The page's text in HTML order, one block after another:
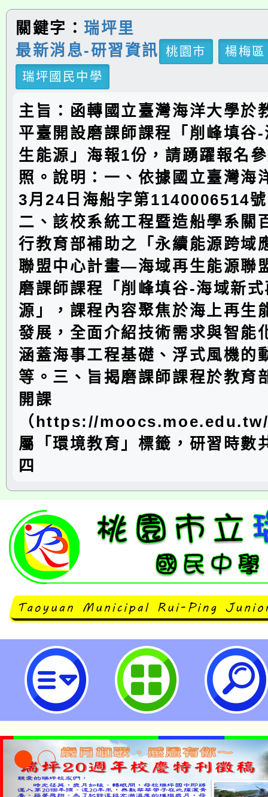
關鍵字： 瑞坪里
最新消息-研習資訊
桃園市
楊梅區
瑞坪國民中學
主旨：函轉國立臺灣海洋大學於
平臺開設磨課師課程「削峰填谷
生能源」海報1份，請踴躍報名
照。說明：一、依據國立臺灣海
3月24日海船字第1140006514
二、該校系統工程暨造船學系關
行教育部補助之「永續能源跨域
聯盟中心計畫—海域再生能源聯
磨課師課程「削峰填谷-海域新
源」，課程內容聚焦於海上再生
發展，全面介紹技術需求與智能
涵蓋海事工程基礎、浮式風機的
等。三、旨揭磨課師課程於教育
開課
（https://
屬「環境教育」標籤，研習時數
四
國立臺灣海洋大學開設磨課師課程
新式再生能源」-桃園市立瑞坪國民